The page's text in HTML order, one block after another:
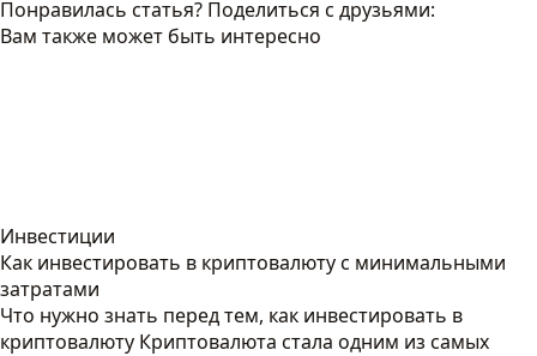
Понравилась статья? Поделиться с друзьями:
Вам также может быть интересно
Инвестиции
Как инвестировать в криптовалюту с минимальными
затратами
Что нужно знать перед тем, как инвестировать в
криптовалюту Криптовалюта стала одним из самых